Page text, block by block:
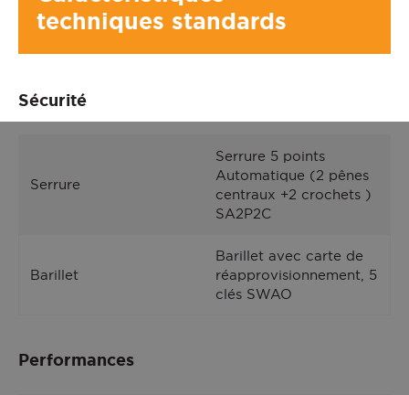
techniques standards
Sécurité
Serrure
Serrure 5 points
Automatique (2 pênes
centraux +2 crochets )
SA2P2C
Barillet
Barillet avec carte de
réapprovisionnement, 5
clés SWAO
Performances